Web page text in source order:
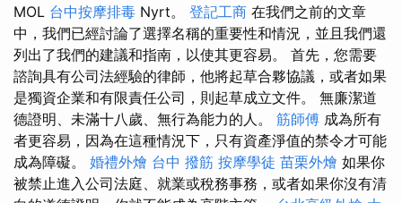
MOL 台中按摩排毒 Nyrt。 登記工商 在我們之前的文章
中，我們已經討論了選擇名稱的重要性和情況，並且我們還
列出了我們的建議和指南，以使其更容易。 首先，您需要
諮詢具有公司法經驗的律師，他將起草合夥協議，或者如果
是獨資企業和有限責任公司，則起草成立文件。 無廉潔道
德證明、未滿十八歲、無行為能力的人。 筋師傅 成為所有
者更容易，因為在這種情況下，只有資產淨值的禁令才可能
成為障礙。 婚禮外燴 台中 撥筋 按摩學徒 苗栗外燴 如果你
被禁止進入公司法庭、就業或稅務事務，或者如果你沒有清